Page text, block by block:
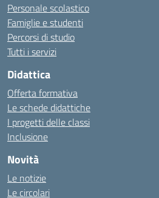
Personale scolastico
Famiglie e studenti
Percorsi di studio
Tutti i servizi
Didattica
Offerta formativa
Le schede didattiche
I progetti delle classi
Inclusione
Novità
Le notizie
Le circolari